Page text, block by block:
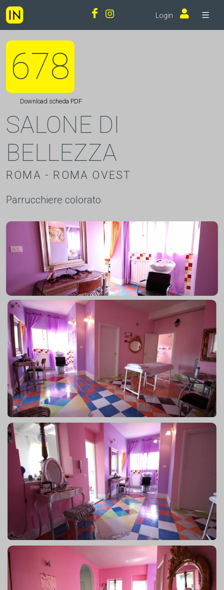
Login
678
Download scheda PDF
SALONE DI
BELLEZZA
ROMA - ROMA OVEST
Parrucchiere colorato